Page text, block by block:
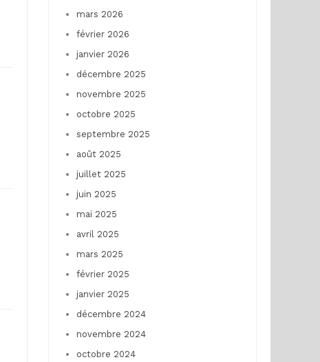
mars 2026
février 2026
janvier 2026
décembre 2025
novembre 2025
octobre 2025
septembre 2025
août 2025
juillet 2025
juin 2025
mai 2025
avril 2025
mars 2025
février 2025
janvier 2025
décembre 2024
novembre 2024
octobre 2024